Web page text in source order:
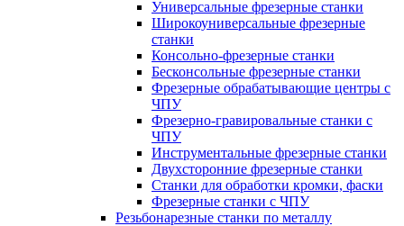
Универсальные фрезерные станки
Широкоуниверсальные фрезерные
станки
Консольно-фрезерные станки
Бесконсольные фрезерные станки
Фрезерные обрабатывающие центры с
ЧПУ
Фрезерно-гравировальные станки с
ЧПУ
Инструментальные фрезерные станки
Двухсторонние фрезерные станки
Станки для обработки кромки, фаски
Фрезерные станки с ЧПУ
Резьбонарезные станки по металлу